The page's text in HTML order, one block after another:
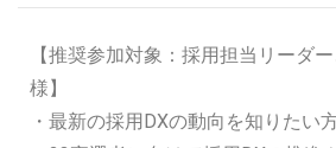
【推奨参加対象：採用担当リーダ
様】
・最新の採用DXの動向を知りたい